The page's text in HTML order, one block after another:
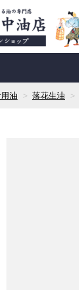
油 落花生油